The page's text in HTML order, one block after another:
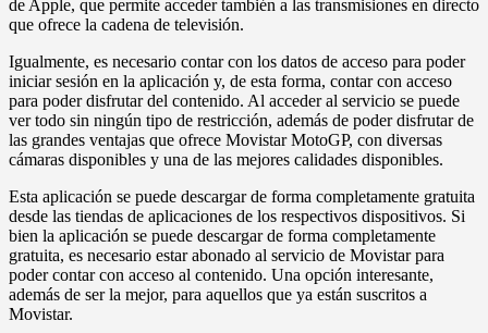
de Apple, que permite acceder también a las transmisiones en directo
que ofrece la cadena de televisión.
Igualmente, es necesario contar con los datos de acceso para poder
iniciar sesión en la aplicación y, de esta forma, contar con acceso
para poder disfrutar del contenido. Al acceder al servicio se puede
ver todo sin ningún tipo de restricción, además de poder disfrutar de
las grandes ventajas que ofrece Movistar MotoGP, con diversas
cámaras disponibles y una de las mejores calidades disponibles.
Esta aplicación se puede descargar de forma completamente gratuita
desde las tiendas de aplicaciones de los respectivos dispositivos. Si
bien la aplicación se puede descargar de forma completamente
gratuita, es necesario estar abonado al servicio de Movistar para
poder contar con acceso al contenido. Una opción interesante,
además de ser la mejor, para aquellos que ya están suscritos a
Movistar.